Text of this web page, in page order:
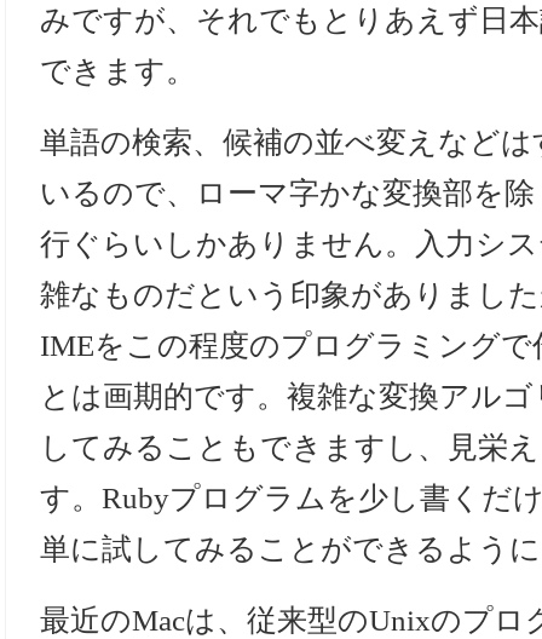
みですが、それでもとりあえず日
できます。
単語の検索、候補の並べ変えなど
いるので、ローマ字かな変換部を
行ぐらいしかありません。入力シ
雑なものだという印象がありまし
IMEをこの程度のプログラミング
とは画期的です。複雑な変換アル
してみることもできますし、見栄
す。Rubyプログラムを少し書くだ
単に試してみることができるよう
最近のMacは、従来型のUnixのプロ